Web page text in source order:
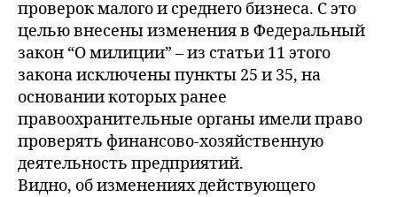
проверок малого и среднего бизнеса. С это
целью внесены изменения в Федеральный
закон “О милиции” – из статьи 11 этого
закона исключены пункты 25 и 35, на
основании которых ранее
правоохранительные органы имели право
проверять финансово-хозяйственную
деятельность предприятий.
Видно, об изменениях действующего